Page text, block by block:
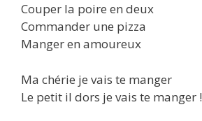
Couper la poire en deux
Commander une pizza
Manger en amoureux
Ma chérie je vais te manger
Le petit il dors je vais te manger !